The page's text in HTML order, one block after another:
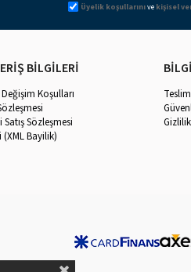
Üyelik koşullarınıve kişisel
BİLGİLERİ
Koşulları
Satış Sözleşmesi
(XML Bayilik)